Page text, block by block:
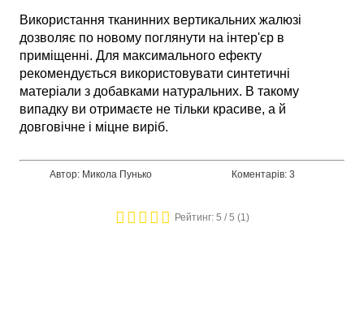
Використання тканинних вертикальних жалюзі
дозволяє по новому поглянути на інтер'єр в
приміщенні. Для максимального ефекту
рекомендується використовувати синтетичні
матеріали з добавками натуральних. В такому
випадку ви отримаєте не тільки красиве, а й
довговічне і міцне виріб.
Автор: Микола Пунько Коментарів: 3
Рейтинг: 5 / 5 (1)